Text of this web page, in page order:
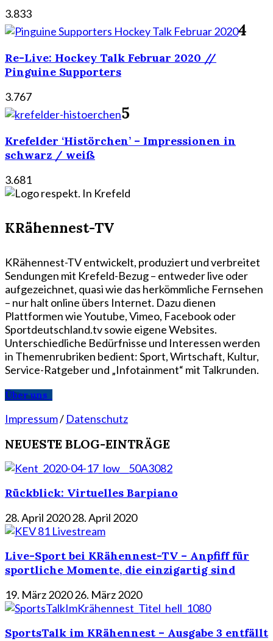
3.833
4
Re-Live: Hockey Talk Februar 2020 //
Pinguine Supporters
3.767
5
Krefelder ‘Histörchen’ – Impressionen in
schwarz / weiß
3.681
KRähennest-TV
KRähennest-TV entwickelt, produziert und verbreitet
Sendungen mit Krefeld-Bezug – entweder live oder
aufgezeichnet, quasi wie das herkömmliche Fernsehen
– nur halt online übers Internet. Dazu dienen
Plattformen wie Youtube, Vimeo, Facebook oder
Sportdeutschland.tv sowie eigene Websites.
Unterschiedliche Bedürfnisse und Interessen werden
in Themenrubriken bedient: Sport, Wirtschaft, Kultur,
Service-Ratgeber und „Infotainment“ mit Talkrunden.
Über uns
Impressum/ Datenschutz
NEUESTE BLOG-EINTRÄGE
Rückblick: Virtuelles Barpiano
28. April 202028. April 2020
Live-Sport bei KRähennest-TV – Anpfiff für
sportliche Momente, die einzigartig sind
19. März 202026. März 2020
SportsTalk im KRähennest – Ausgabe 3 entfällt